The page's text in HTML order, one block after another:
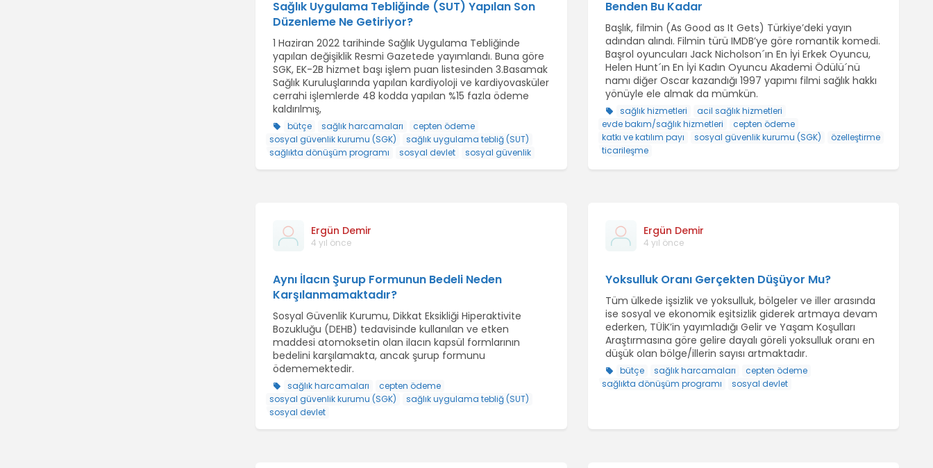
Sağlık Uygulama Tebliğinde (SUT) Yapılan Son
Düzenleme Ne Getiriyor?
1 Haziran 2022 tarihinde Sağlık Uygulama Tebliğinde
yapılan değişiklik Resmi Gazetede yayımlandı. Buna göre
SGK, EK-2B hizmet başı işlem puan listesinden 3.Basamak
Sağlık Kuruluşlarında yapılan kardiyoloji ve kardiyovasküler
cerrahi işlemlerde 48 kodda yapılan %15 fazla ödeme
kaldırılmış,
bütçe sağlık harcamaları
cepten ödeme
sosyal güvenlik kurumu (SGK)
sağlık uygulama tebliğ (SUT)
sağlıkta dönüşüm programı
sosyal devlet sosyal güvenlik
Benden Bu Kadar
Başlık, filmin (As Good as It Gets) Türkiye’deki yayın
adından alındı. Filmin türü IMDB’ye göre romantik komedi.
Başrol oyuncuları Jack Nicholson´ın En İyi Erkek Oyuncu,
Helen Hunt´ın En İyi Kadın Oyuncu Akademi Ödülü´nü
namı diğer Oscar kazandığı 1997 yapımı filmi sağlık hakkı
yönüyle ele almak da mümkün.
sağlık hizmetleri
acil sağlık hizmetleri
evde bakım/sağlık hizmetleri
cepten ödeme
katkı ve katılım payı
sosyal güvenlik kurumu (SGK)
özelleştirme
ticarileşme
Ergün Demir
4 yıl önce
Aynı İlacın Şurup Formunun Bedeli Neden
Karşılanmamaktadır?
Sosyal Güvenlik Kurumu, Dikkat Eksikliği Hiperaktivite
Bozukluğu (DEHB) tedavisinde kullanılan ve etken
maddesi atomoksetin olan ilacın kapsül formlarının
bedelini karşılamakta, ancak şurup formunu
ödememektedir.
sağlık harcamaları
cepten ödeme
sosyal güvenlik kurumu (SGK)
sağlık uygulama tebliğ (SUT)
sosyal devlet
Ergün Demir
4 yıl önce
Yoksulluk Oranı Gerçekten Düşüyor Mu?
Tüm ülkede işsizlik ve yoksulluk, bölgeler ve iller arasında
ise sosyal ve ekonomik eşitsizlik giderek artmaya devam
ederken, TÜİK’in yayımladığı Gelir ve Yaşam Koşulları
Araştırmasına göre gelire dayalı göreli yoksulluk oranı en
düşük olan bölge/illerin sayısı artmaktadır.
bütçe sağlık harcamaları
cepten ödeme
sağlıkta dönüşüm programı
sosyal devlet